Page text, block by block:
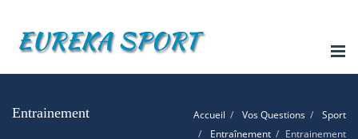
Entrainement Accueil Vos Questions
Sport
Entraînement
Entrainement